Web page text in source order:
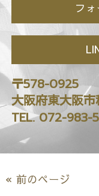
フ
〒578-0925
大阪府東大阪
TEL. 072-983-
« 前のページ